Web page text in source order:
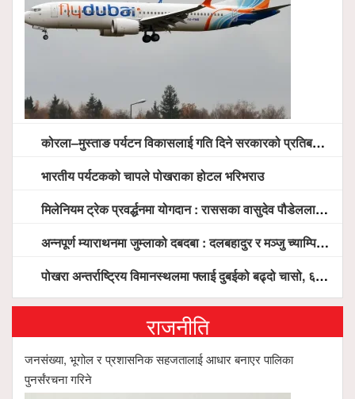
कोरला–मुस्ताङ पर्यटन विकासलाई गति दिने सरकारको प्रतिबद्धता, स्थानीय सरोकारवालासँग व्यापक छलफल
भारतीय पर्यटकको चापले पोखराका होटल भरिभराउ
मिलेनियम ट्रेक प्रवर्द्धनमा योगदान : राससका वासुदेव पौडेललाई ‘मिलेनियम ट्रेक अवार्ड’ प्रदान गरिने
अन्नपूर्ण म्याराथनमा जुम्लाको दबदबा : दलबहादुर र मञ्जु च्याम्पियन, नगदसहित भव्य सम्मान
पोखरा अन्तर्राष्ट्रिय विमानस्थलमा फ्लाई दुबईको बढ्दो चासो, ६ घण्टा लामो प्राविधिक निरीक्षणपछि दैनिक उडानको ढोका खुल्दै
राजनीति
जनसंख्या, भूगोल र प्रशासनिक सहजतालाई आधार बनाएर पालिका
पुनर्संरचना गरिने